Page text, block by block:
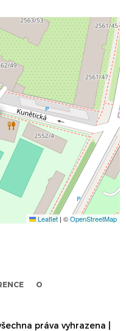
Leaflet | ©OpenStreetMap
O
práva vyhrazena |